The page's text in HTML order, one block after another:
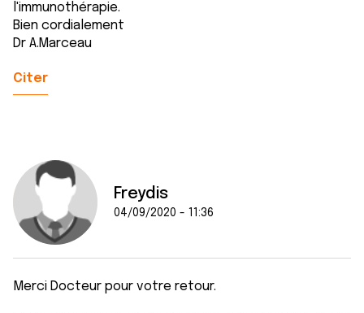
l'immunothérapie.
Bien cordialement
Dr A.Marceau
Citer
Freydis
04/09/2020 - 11:36
Merci Docteur pour votre retour.